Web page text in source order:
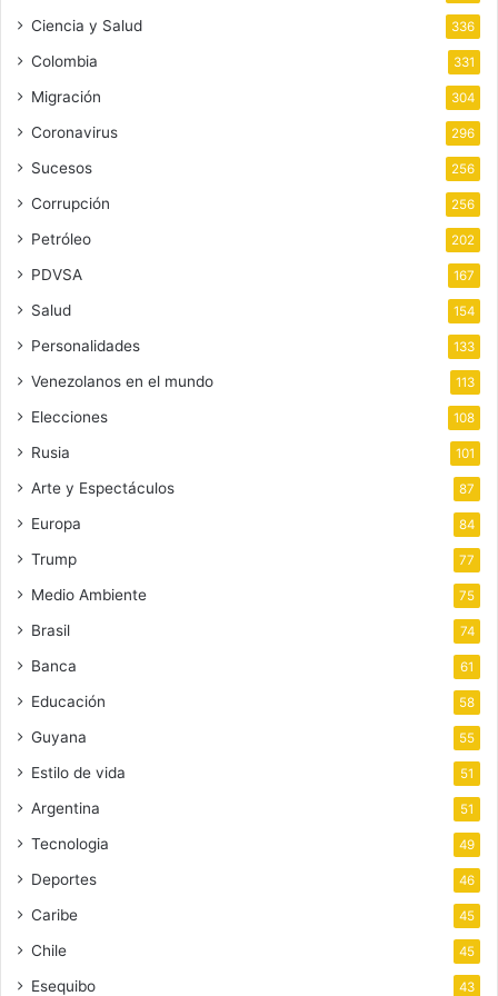
Ciencia y Salud 336
Colombia 331
Migración 304
Coronavirus 296
Sucesos 256
Corrupción 256
Petróleo 202
PDVSA 167
Salud 154
Personalidades 133
Venezolanos en el mundo 113
Elecciones 108
Rusia 101
Arte y Espectáculos 87
Europa 84
Trump 77
Medio Ambiente 75
Brasil 74
Banca 61
Educación 58
Guyana 55
Estilo de vida 51
Argentina 51
Tecnologia 49
Deportes 46
Caribe 45
Chile 45
Esequibo 43